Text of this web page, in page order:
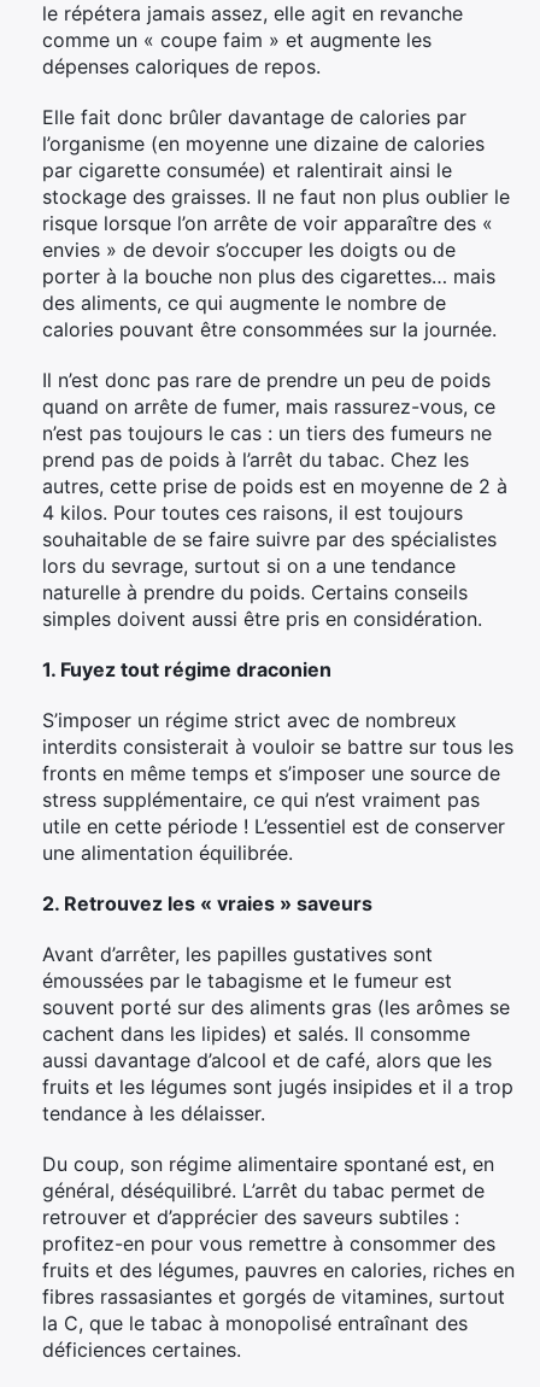
le répétera jamais assez, elle agit en revanche
comme un « coupe faim » et augmente les
dépenses caloriques de repos.
Elle fait donc brûler davantage de calories par
l’organisme (en moyenne une dizaine de calories
par cigarette consumée) et ralentirait ainsi le
stockage des graisses. Il ne faut non plus oublier le
risque lorsque l’on arrête de voir apparaître des «
envies » de devoir s’occuper les doigts ou de
porter à la bouche non plus des cigarettes… mais
des aliments, ce qui augmente le nombre de
calories pouvant être consommées sur la journée.
Il n’est donc pas rare de prendre un peu de poids
quand on arrête de fumer, mais rassurez-vous, ce
n’est pas toujours le cas : un tiers des fumeurs ne
prend pas de poids à l’arrêt du tabac. Chez les
autres, cette prise de poids est en moyenne de 2 à
4 kilos. Pour toutes ces raisons, il est toujours
souhaitable de se faire suivre par des spécialistes
lors du sevrage, surtout si on a une tendance
naturelle à prendre du poids. Certains conseils
simples doivent aussi être pris en considération.
1. Fuyez tout régime draconien
S’imposer un régime strict avec de nombreux
interdits consisterait à vouloir se battre sur tous les
fronts en même temps et s’imposer une source de
stress supplémentaire, ce qui n’est vraiment pas
utile en cette période ! L’essentiel est de conserver
une alimentation équilibrée.
2. Retrouvez les « vraies » saveurs
Avant d’arrêter, les papilles gustatives sont
émoussées par le tabagisme et le fumeur est
souvent porté sur des aliments gras (les arômes se
cachent dans les lipides) et salés. Il consomme
aussi davantage d’alcool et de café, alors que les
fruits et les légumes sont jugés insipides et il a trop
tendance à les délaisser.
Du coup, son régime alimentaire spontané est, en
général, déséquilibré. L’arrêt du tabac permet de
retrouver et d’apprécier des saveurs subtiles :
profitez-en pour vous remettre à consommer des
fruits et des légumes, pauvres en calories, riches en
fibres rassasiantes et gorgés de vitamines, surtout
la C, que le tabac à monopolisé entraînant des
déficiences certaines.